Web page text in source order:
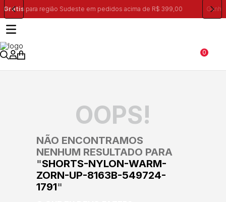
399,00 Ganhe 10% na primeira compra, utilizando o cupom:
0
OOPS!
NÃO ENCONTRAMOS
NENHUM RESULTADO PARA
"SHORTS-NYLON-WARM-
ZORN-UP-8163B-549724-
1791"